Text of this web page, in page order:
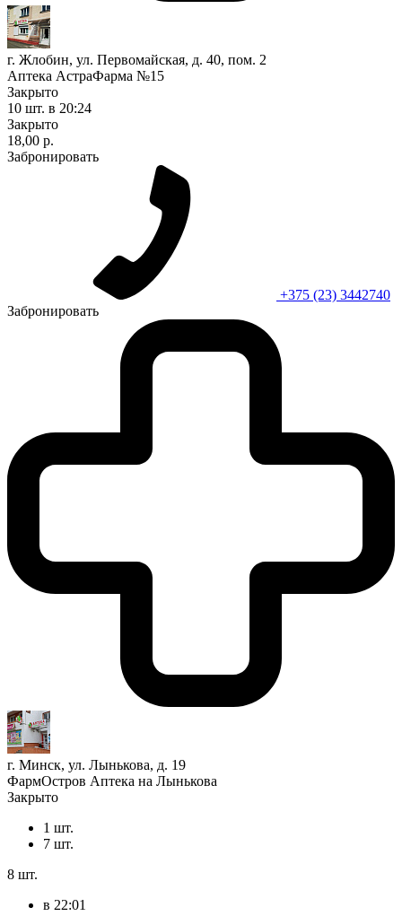
г. Жлобин, ул. Первомайская, д. 40, пом. 2
Аптека АстраФарма №15
Закрыто
10 шт. в 20:24
Закрыто
18,00 р.
Забронировать
+375 (23) 3442740
Забронировать
г. Минск, ул. Лынькова, д. 19
ФармОстров Аптека на Лынькова
Закрыто
1 шт.
7 шт.
8 шт.
в 22:01